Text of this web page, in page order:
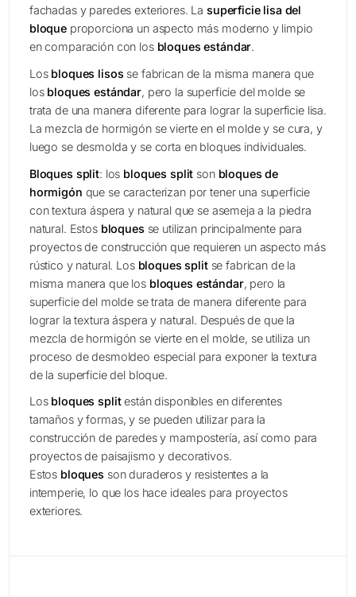
fachadas y paredes exteriores. La superficie lisa del
bloqueproporciona un aspecto más moderno y limpio
en comparación con los bloques estándar.
Los bloques lisos se fabrican de la misma manera que
los bloques estándar, pero la superficie del molde se
trata de una manera diferente para lograr la superficie lisa.
La mezcla de hormigón se vierte en el molde y se cura, y
luego se desmolda y se corta en bloques individuales.
Bloques split: los bloques split son bloques de
hormigón que se caracterizan por tener una superficie
con textura áspera y natural que se asemeja a la piedra
natural. Estos bloques se utilizan principalmente para
proyectos de construcción que requieren un aspecto más
rústico y natural. Los bloques splitse fabrican de la
misma manera que los bloques estándar, pero la
superficie del molde se trata de manera diferente para
lograr la textura áspera y natural. Después de que la
mezcla de hormigón se vierte en el molde, se utiliza un
proceso de desmoldeo especial para exponer la textura
de la superficie del bloque.
Los bloques splitestán disponibles en diferentes
tamaños y formas, y se pueden utilizar para la
construcción de paredes y mampostería, así como para
proyectos de paisajismo y decorativos.
Estos bloques son duraderos y resistentes a la
intemperie, lo que los hace ideales para proyectos
exteriores.